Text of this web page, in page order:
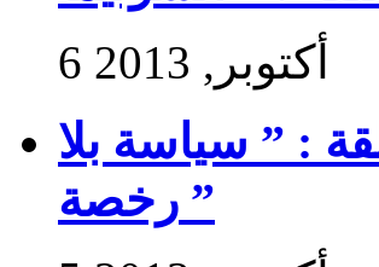
6 أكتوبر, 2013
عنوان الحلقة : ” سياسة بلا
رخصة ”